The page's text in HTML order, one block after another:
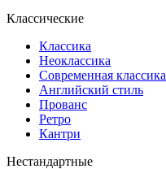
Классические
Классика
Неоклассика
Современная классика
Английский стиль
Прованс
Ретро
Кантри
Нестандартные